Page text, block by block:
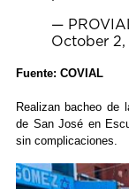
—
October 2,
Fuente: COVIAL
Realizan bacheo de
de San José en
sin complicaciones.